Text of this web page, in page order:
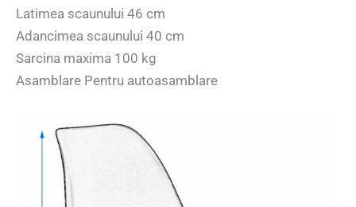
Latimea scaunului 46 cm
Adancimea scaunului 40 cm
Sarcina maxima 100 kg
Asamblare Pentru autoasamblare